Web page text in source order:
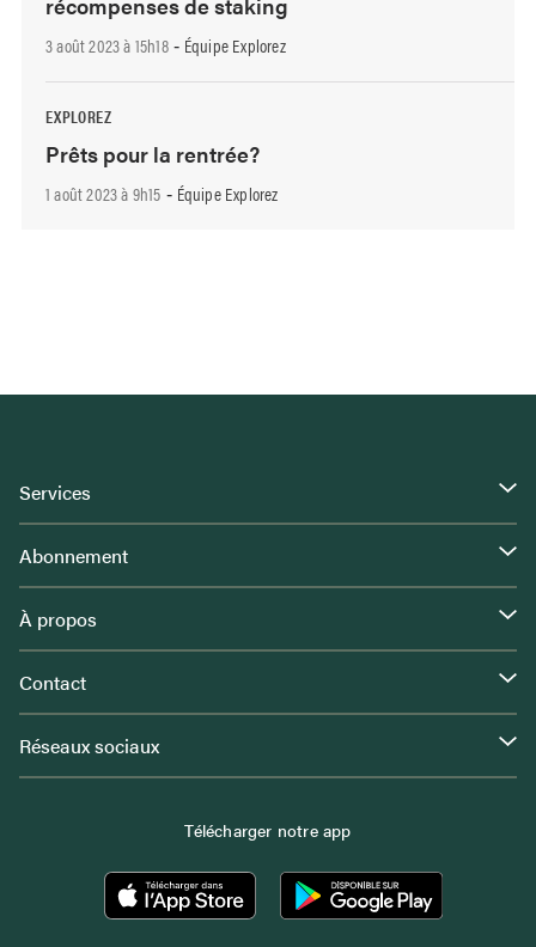
3 août 2023 à 15h18- Équipe Explorez
EXPLOREZ
Prêts pour la rentrée?
1 août 2023 à 9h15 - Équipe Explorez
Services
Abonnement
À propos
Contact
Réseaux sociaux
Télécharger notre app